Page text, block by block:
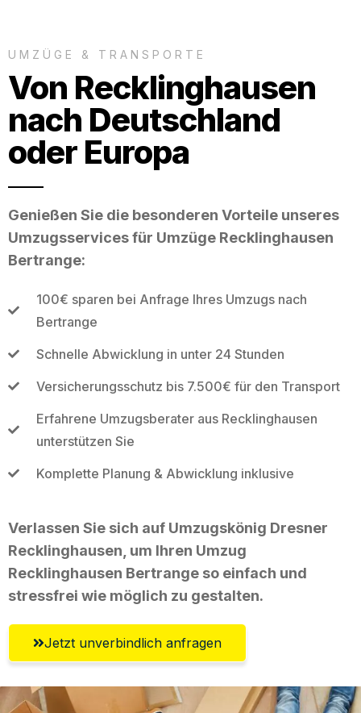
UMZÜGE & TRANSPORTE
Von Recklinghausen
nach Deutschland
oder Europa
Genießen Sie die besonderen Vorteile unseres
Umzugsservices für Umzüge Recklinghausen
Bertrange:
100€ sparen bei Anfrage Ihres Umzugs nach
Bertrange
Schnelle Abwicklung in unter 24 Stunden
Versicherungsschutz bis 7.500€ für den Transport
Erfahrene Umzugsberater aus Recklinghausen
unterstützen Sie
Komplette Planung & Abwicklung inklusive
Verlassen Sie sich auf Umzugskönig Dresner
Recklinghausen, um Ihren Umzug
Recklinghausen Bertrange so einfach und
stressfrei wie möglich zu gestalten.
Jetzt unverbindlich anfragen